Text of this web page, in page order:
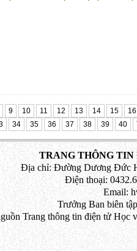
9 10 11 12 13 14 15 16
34 35 36 37 38 39 40
TRANG THÔNG
Địa chỉ: Đường Dương Đức
Điện thoại:
Email:
Trưởng Ban biên
Trang thông tin điện tử Học